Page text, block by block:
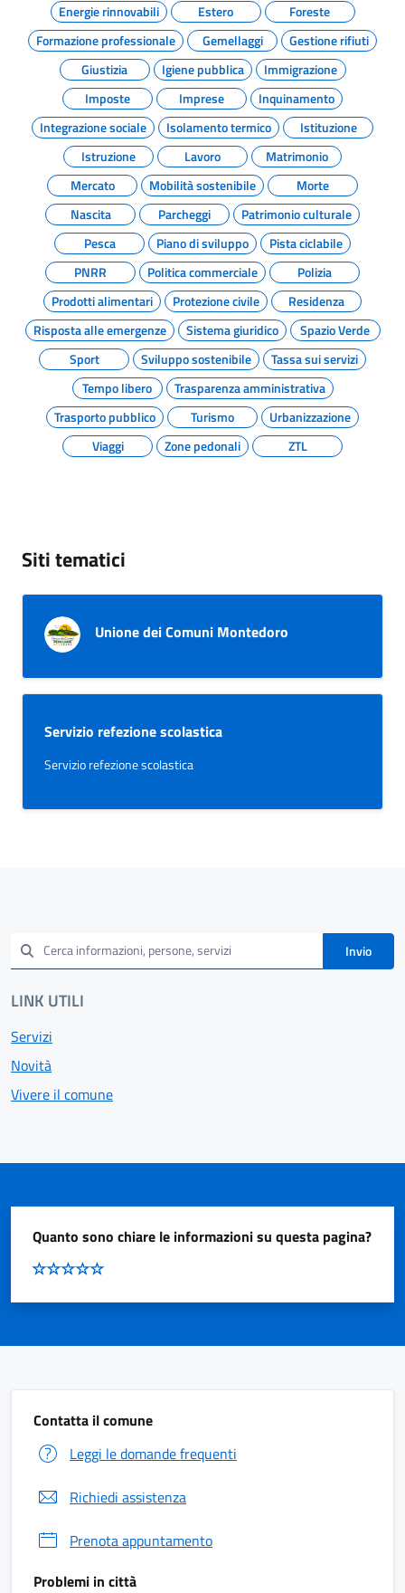
Energie rinnovabili Estero
Foreste
Formazione professionale
Gemellaggi
Gestione rifiuti
Giustizia
Igiene pubblica
Immigrazione
Imposte
Imprese
Inquinamento
Integrazione sociale
Isolamento termico
Istituzione
Istruzione
Lavoro
Matrimonio
Mercato
Mobilità sostenibile
Morte
Nascita
Parcheggi
Patrimonio culturale
Pesca
Piano di sviluppo
Pista ciclabile
PNRR
Politica commerciale
Polizia
Prodotti alimentari
Protezione civile
Residenza
Risposta alle emergenze
Sistema giuridico
Spazio Verde
Sport
Sviluppo sostenibile
Tassa sui servizi
Tempo libero
Trasparenza amministrativa
Trasporto pubblico
Turismo
Urbanizzazione
Viaggi
Zone pedonali ZTL
Siti tematici
Unione dei Comuni Montedoro
Servizio refezione scolastica
Servizio refezione scolastica
Invio
LINK UTILI
Servizi
Novità
Vivere il comune
Quanto sono chiare le informazioni su questa pagina?
Contatta il comune
Leggi le domande frequenti
Richiedi assistenza
Prenota appuntamento
Problemi in città